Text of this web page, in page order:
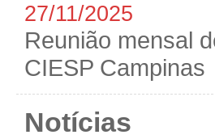
27/11/2025
Reunião mensal
CIESP Campinas
Notícias